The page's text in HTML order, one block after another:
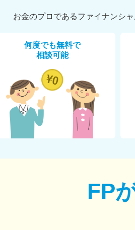
お金のプロであるファイナンシ
何度でも無料で
相談可能
FP